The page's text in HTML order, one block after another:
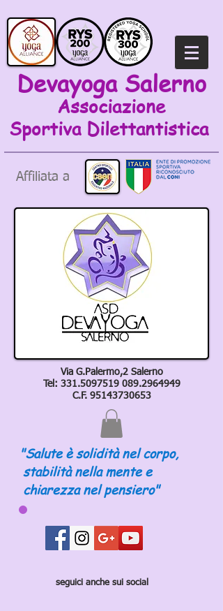
Devayoga Salerno
Associazione
Sportiva Dilettantistica
Affiliata a
Via G.Palermo,2 Salerno
Tel: 331.5097519 089.2964949
C.F. 95143730653
"Salute è solidità nel corpo,
stabilità nella mente e
chiarezza nel pensiero"
seguici anche sui social